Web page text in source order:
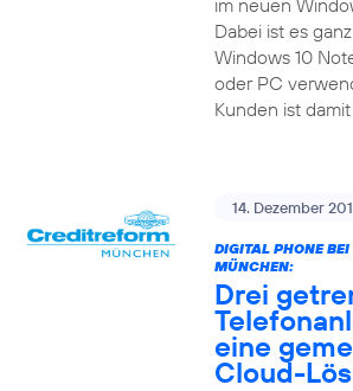
im neuen
Dabei ist es
Windows 10
oder PC
Kunden ist
14. Dezember
DIGITAL PHONE BEI
MÜNCHEN:
Drei
eine
Cloud-